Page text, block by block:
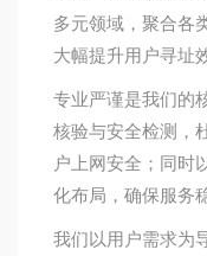
多元领域，聚合各
大幅提升用户寻址
专业严谨是我们的
核验与安全检测，
户上网安全；同时
化布局，确保服务
我们以用户需求为